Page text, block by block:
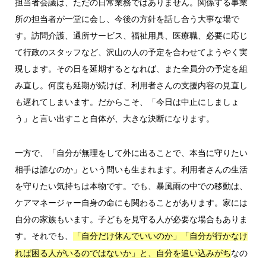
担当者会議は、ただの日常業務ではありません。関係する事業
所の担当者が一堂に会し、今後の方針を話し合う大事な場で
す。訪問介護、通所サービス、福祉用具、医療職、必要に応じ
て行政のスタッフなど、沢山の人の予定を合わせてようやく実
現します。その日を延期するとなれば、また全員分の予定を組
み直し。何度も延期が続けば、利用者さんの支援内容の見直し
も遅れてしまいます。だからこそ、「今日は中止にしましょ
う」と言い出すこと自体が、大きな決断になります。
一方で、「自分が無理をして外に出ることで、本当に守りたい
相手は誰なのか」という問いも生まれます。利用者さんの生活
を守りたい気持ちは本物です。でも、暴風雨の中での移動は、
ケアマネージャー自身の命にも関わることがあります。家には
自分の家族もいます。子どもを見守る人が必要な場合もありま
す。それでも、
「自分だけ休んでいいのか」「自分が行かなけ
れば困る人がいるのではないか」と、自分を追い込みがちなの